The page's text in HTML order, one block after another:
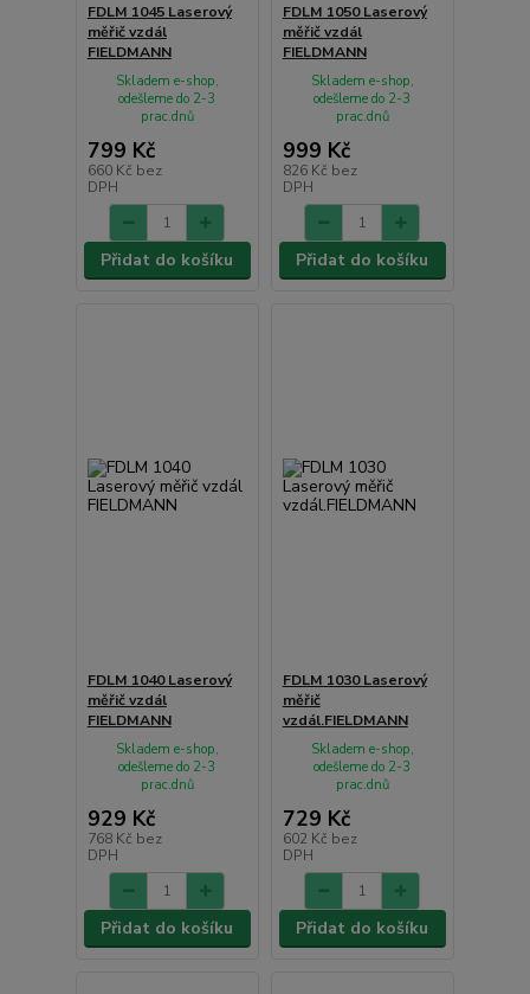
FDLM 1045 Laserový
měřič vzdál
FIELDMANN
799 Kč
660 Kč bez
DPH
Skladem e-shop,
odešleme do 2-3
prac.dnů
Přidat do košíku
FDLM 1050 Laserový
měřič vzdál
FIELDMANN
999 Kč
826 Kč bez
DPH
Skladem e-shop,
odešleme do 2-3
prac.dnů
Přidat do košíku
FDLM 1040 Laserový
měřič vzdál
FIELDMANN
929 Kč
768 Kč bez
DPH
Skladem e-shop,
odešleme do 2-3
prac.dnů
Přidat do košíku
FDLM 1030 Laserový
měřič
vzdál.FIELDMANN
729 Kč
602 Kč bez
DPH
Skladem e-shop,
odešleme do 2-3
prac.dnů
Přidat do košíku